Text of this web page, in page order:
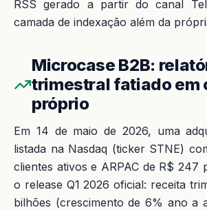
RSS gerado a partir do canal
camada de indexação além da
Microcase B2B:
trimestral fatiado em
próprio
Em 14 de maio de 2026, uma
listada na Nasdaq (ticker STNE)
clientes ativos e ARPAC de R$ 247
o release Q1 2026 oficial: receita
bilhões (crescimento de 6% ano a